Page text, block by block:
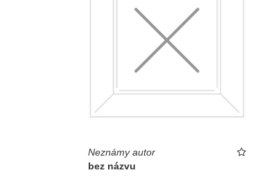
Neznámy autor
bez názvu